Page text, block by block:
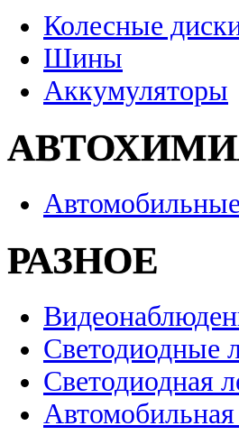
Колесные
Шины
Аккумуляторы
РАЗНОЕ
Светодиодные
Светодиодная